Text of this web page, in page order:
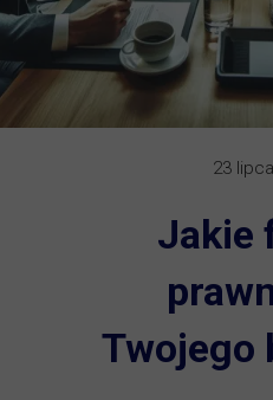
23
Jakie
Twojego